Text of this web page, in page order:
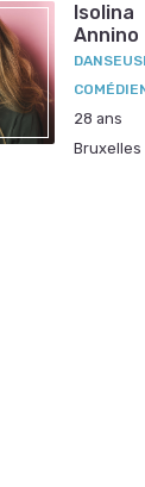
Isolina
Annino
28 ans
Bruxelles